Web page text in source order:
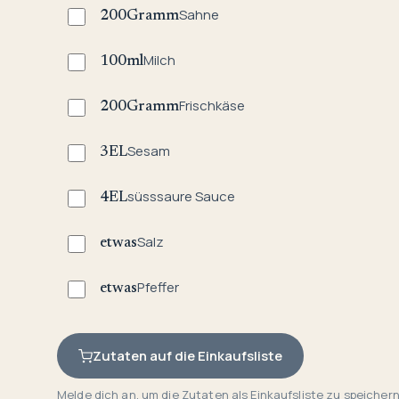
200GrammSahne
100mlMilch
200GrammFrischkäse
3ELSesam
4ELsüsssaure Sauce
etwasSalz
etwasPfeffer
Zutaten auf die Einkaufsliste
Melde dich an, um die Zutaten als Einkaufsliste zu